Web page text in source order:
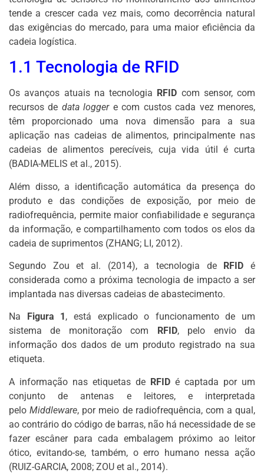
tende a crescer cada vez mais, como decorrência natural
das exigências do mercado, para uma maior eficiência da
cadeia logística.
1.1 Tecnologia de RFID
Os avanços atuais na tecnologia RFID com sensor, com
recursos de data logger e com custos cada vez menores,
têm proporcionado uma nova dimensão para a sua
aplicação nas cadeias de alimentos, principalmente nas
cadeias de alimentos perecíveis, cuja vida útil é curta
(BADIA-MELIS et al., 2015).
Além disso, a identificação automática da presença do
produto e das condições de exposição, por meio de
radiofrequência, permite maior confiabilidade e segurança
da informação, e compartilhamento com todos os elos da
cadeia de suprimentos (ZHANG; LI, 2012).
Segundo Zou et al. (2014), a tecnologia de RFID é
considerada como a próxima tecnologia de impacto a ser
implantada nas diversas cadeias de abastecimento.
Na Figura 1 , está explicado o funcionamento de um
sistema de monitoração com
RFID, pelo envio da
informação dos dados de um produto registrado na sua
etiqueta.
A informação nas etiquetas de RFID é captada por um
conjunto de antenas e leitores, e interpretada
peloMiddleware, por meio de radiofrequência, com a qual,
ao contrário do código de barras, não há necessidade de se
fazer escâner para cada embalagem próximo ao leitor
ótico, evitando-se, também, o erro humano nessa ação
(RUIZ-GARCIA, 2008; ZOU et al., 2014).